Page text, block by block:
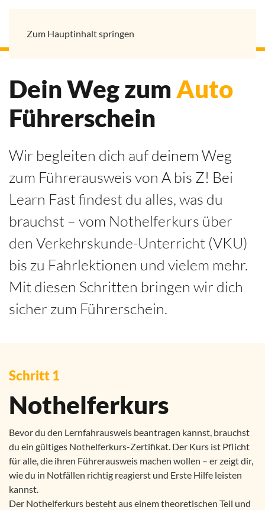
Zum Hauptinhalt springen
Dein Weg zum Auto
Führerschein
Wir begleiten dich auf deinem Weg
zum Führerausweis von A bis Z! Bei
Learn Fast findest du alles, was du
brauchst – vom Nothelferkurs über
den Verkehrskunde-Unterricht (VKU)
bis zu Fahrlektionen und vielem mehr.
Mit diesen Schritten bringen wir dich
sicher zum Führerschein.
Schritt 1
Nothelferkurs
Bevor du den Lernfahrausweis beantragen kannst, brauchst
du ein gültiges Nothelferkurs-Zertifikat. Der Kurs ist Pflicht
für alle, die ihren Führerausweis machen wollen – er zeigt dir,
wie du in Notfällen richtig reagierst und Erste Hilfe leisten
kannst.
Der Nothelferkurs besteht aus einem theoretischen Teil und